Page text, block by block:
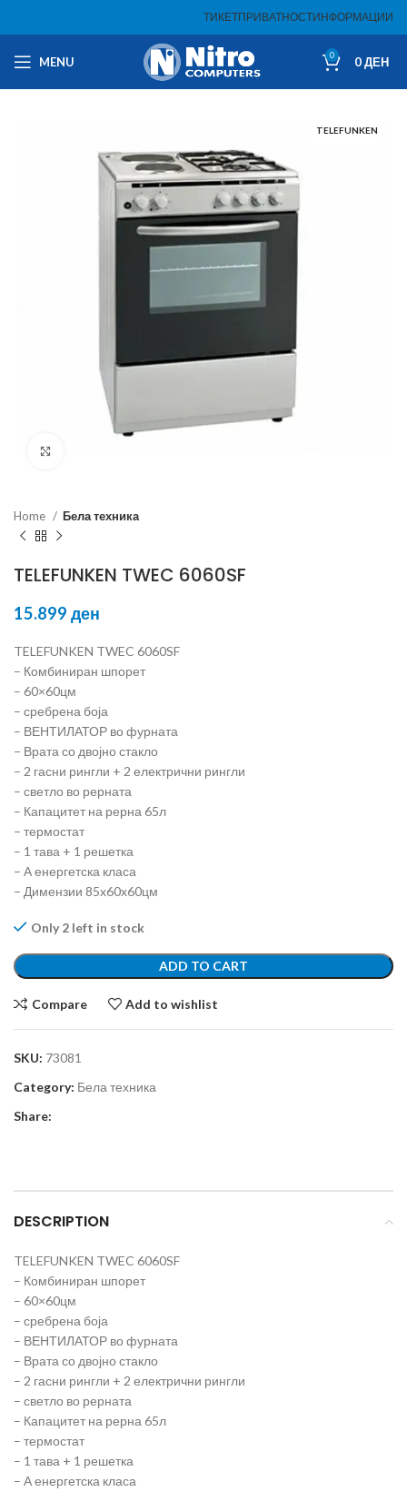
ТИКЕТПРИВАТНОСТИНФОРМАЦИИ
MENU 0 0ДЕН
TELEFUNKEN
Home Бела техника
TELEFUNKEN TWEC 6060SF
15.899 ден
TELEFUNKEN TWEC 6060SF
– Комбиниран шпорет
– 60×60цм
– сребрена боја
– ВЕНТИЛАТОР во фурната
– Врата со двојно стакло
– 2 гасни рингли + 2 електрични рингли
– светло во рерната
– Капацитет на рерна 65л
– термостат
– 1 тава + 1 решетка
– А енергетска класа
– Димензии 85x60x60цм
Only 2 left in stock
ADD TO CART
Compare Add to wishlist
SKU: 73081
Category: Бела техника
Share:
DESCRIPTION
TELEFUNKEN TWEC 6060SF
– Комбиниран шпорет
– 60×60цм
– сребрена боја
– ВЕНТИЛАТОР во фурната
– Врата со двојно стакло
– 2 гасни рингли + 2 електрични рингли
– светло во рерната
– Капацитет на рерна 65л
– термостат
– 1 тава + 1 решетка
– А енергетска класа